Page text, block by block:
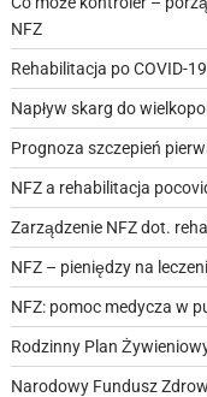
NFZ
Rehabilitacja po COVID-
Napływ skarg do
Prognoza szczepień
NFZ a rehabilitacja
Zarządzenie NFZ dot.
NFZ – pieniędzy na
NFZ: pomoc medycza w
Rodzinny Plan
Narodowy Fundusz